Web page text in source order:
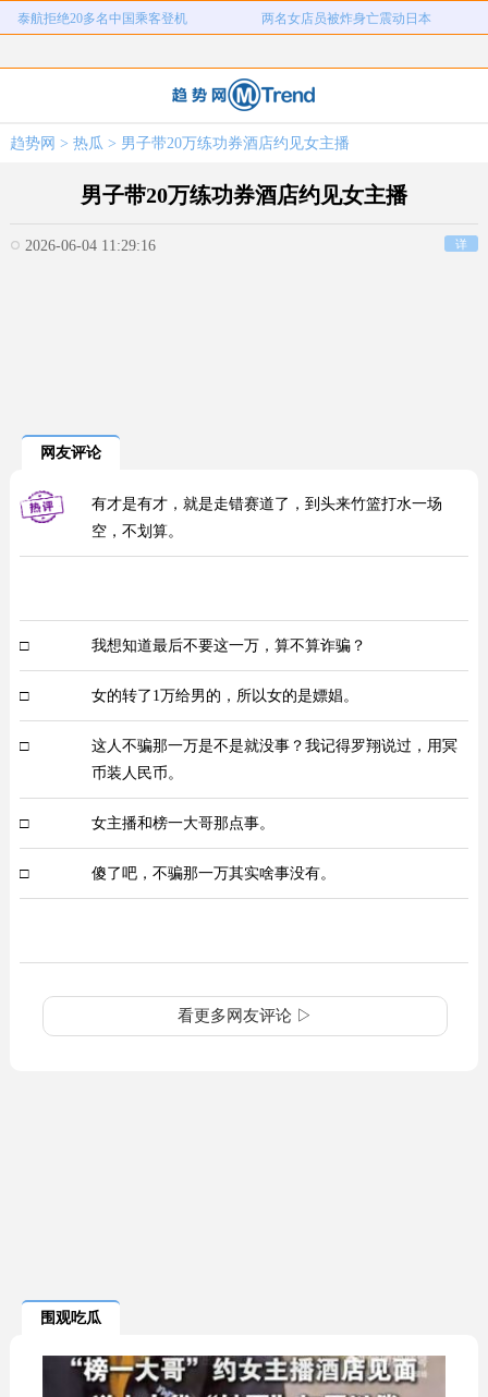
儿子举报身价上亿父亲说家已破碎 女子用漏洞0元买了3千台电器
员工用代码17小时删光公司89TB数据
泰航拒绝20多名中国乘客登机 两名女店员被炸身亡震动日本
趋势网 > 热瓜 > 男子带20万练功券酒店约见女主播
男子带20万练功券酒店约见女主播
2026-06-04 11:29:16 详
网友评论
有才是有才，就是走错赛道了，到头来竹篮打水一场
空，不划算。
□ 我想知道最后不要这一万，算不算诈骗？
□ 女的转了1万给男的，所以女的是嫖娼。
□
这人不骗那一万是不是就没事？我记得罗翔说过，用冥
币装人民币。
□ 女主播和榜一大哥那点事。
□ 傻了吧，不骗那一万其实啥事没有。
看更多网友评论 ▷
围观吃瓜